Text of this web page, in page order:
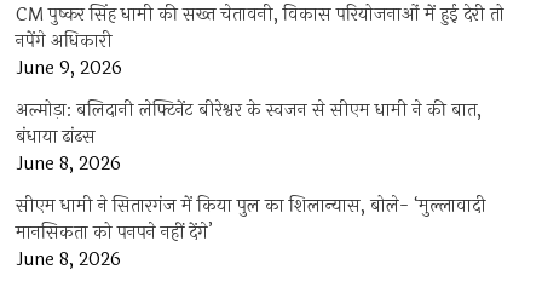
CM पुष्कर सिंह धामी की सख्त चेतावनी, विकास परियोजनाओं में हुई देरी तो
नपेंगे अधिकारी
June 9, 2026
अल्मोड़ा: बलिदानी लेफ्टिनेंट बीरेश्वर के स्वजन से सीएम धामी ने की बात,
बंधाया ढांढस
June 8, 2026
सीएम धामी ने सितारगंज में किया पुल का शिलान्यास, बोले- ‘मुल्लावादी
मानसिकता को पनपने नहीं देंगे’
June 8, 2026